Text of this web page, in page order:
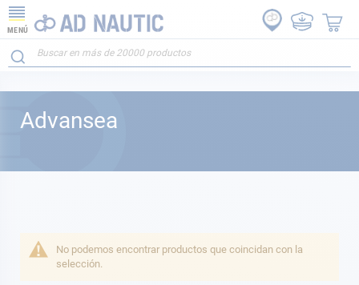
MENÚ
Advansea
No podemos encontrar productos que coincidan con la
selección.